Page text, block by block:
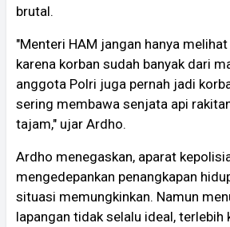
brutal.
"Menteri HAM jangan hanya
karena korban sudah banyak dari
anggota Polri juga pernah jadi
sering membawa senjata api
tajam," ujar Ardho.
Ardho menegaskan, aparat
mengedepankan penangkapan
situasi memungkinkan. Namun
lapangan tidak selalu ideal, terlebih